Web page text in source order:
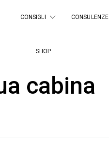
CONSIGLI CONSULENZE
SHOP
cabina